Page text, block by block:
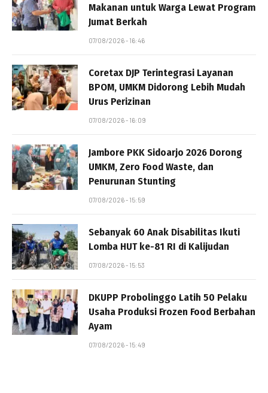
Makanan untuk Warga Lewat Program
Jumat Berkah
07/08/2026 - 16:46
Coretax DJP Terintegrasi Layanan
BPOM, UMKM Didorong Lebih Mudah
Urus Perizinan
07/08/2026 - 16:09
Jambore PKK Sidoarjo 2026 Dorong
UMKM, Zero Food Waste, dan
Penurunan Stunting
07/08/2026 - 15:59
Sebanyak 60 Anak Disabilitas Ikuti
Lomba HUT ke-81 RI di Kalijudan
07/08/2026 - 15:53
DKUPP Probolinggo Latih 50 Pelaku
Usaha Produksi Frozen Food Berbahan
Ayam
07/08/2026 - 15:49